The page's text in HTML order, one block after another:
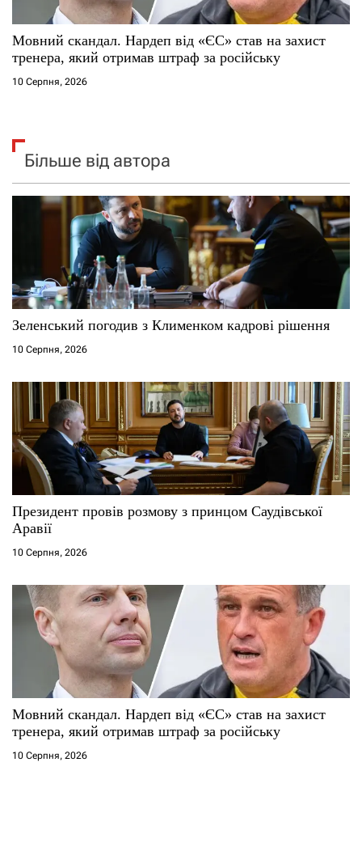
Мовний скандал. Нардеп від «ЄС» став на захист
тренера, який отримав штраф за російську
10 Серпня, 2026
Більше від автора
Зеленський погодив з Клименком кадрові рішення
10 Серпня, 2026
Президент провів розмову з принцом Саудівської
Аравії
10 Серпня, 2026
Мовний скандал. Нардеп від «ЄС» став на захист
тренера, який отримав штраф за російську
10 Серпня, 2026